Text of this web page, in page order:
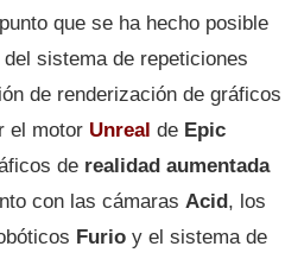
que se ha hecho posible
sistema de repeticiones
de renderización de gráficos
el motor Unreal de Epic
de realidad aumentada
con las cámaras Acid, los
Furio y el sistema de